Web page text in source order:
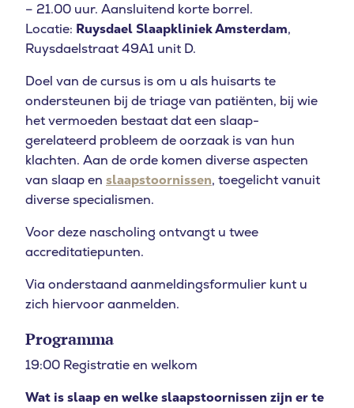
– 21.00 uur. Aansluitend korte borrel.
Locatie: Ruysdael Slaapkliniek Amsterdam,
Ruysdaelstraat 49A1 unit D.
Doel van de cursus is om u als huisarts te
ondersteunen bij de triage van patiënten, bij wie
het vermoeden bestaat dat een slaap-
gerelateerd probleem de oorzaak is van hun
klachten. Aan de orde komen diverse aspecten
van slaap en slaapstoornissen, toegelicht vanuit
diverse specialismen.
Voor deze nascholing ontvangt u twee
accreditatiepunten.
Via onderstaand aanmeldingsformulier kunt u
zich hiervoor aanmelden.
Programma
19:00 Registratie en welkom
Wat is slaap en welke slaapstoornissen zijn er te